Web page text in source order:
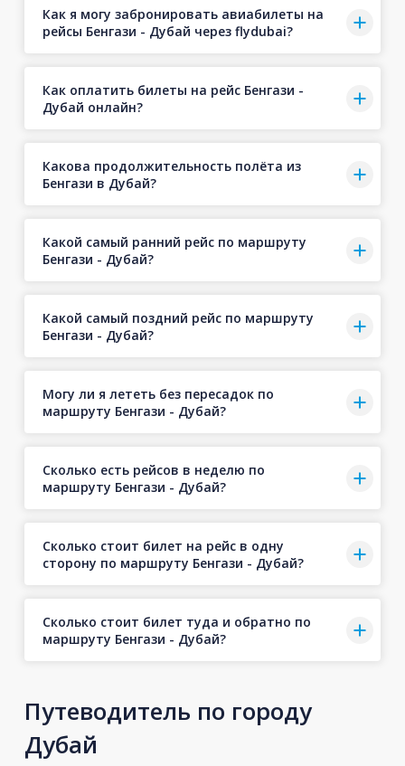
Как я могу забронировать авиабилеты на
рейсы Бенгази - Дубай через flydubai?
Как оплатить билеты на рейс Бенгази -
Дубай онлайн?
Какова продолжительность полёта из
Бенгази в Дубай?
Какой самый ранний рейс по маршруту
Бенгази - Дубай?
Какой самый поздний рейс по маршруту
Бенгази - Дубай?
Могу ли я лететь без пересадок по
маршруту Бенгази - Дубай?
Сколько есть рейсов в неделю по
маршруту Бенгази - Дубай?
Сколько стоит билет на рейс в одну
сторону по маршруту Бенгази - Дубай?
Сколько стоит билет туда и обратно по
маршруту Бенгази - Дубай?
Путеводитель по городу
Дубай